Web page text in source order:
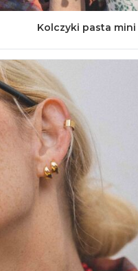
Kolczyki pasta mini